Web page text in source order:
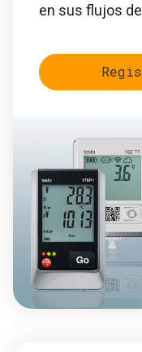
en sus flujos